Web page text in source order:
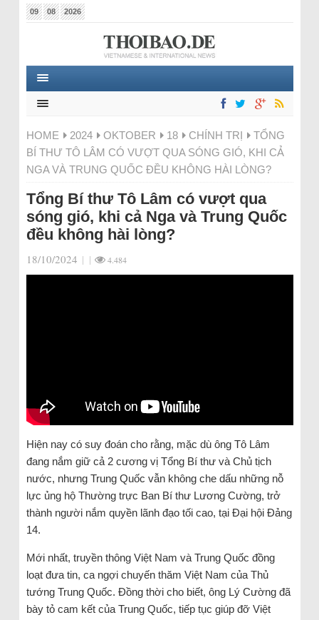
09 08 2026
HOME 2024 OKTOBER 18 CHÍNH TRỊ
TỔNG
BÍ THƯ TÔ LÂM CÓ VƯỢT QUA SÓNG GIÓ, KHI CẢ
NGA VÀ TRUNG QUỐC ĐỀU KHÔNG HÀI LÒNG?
Tổng Bí thư Tô Lâm có vượt qua
sóng gió, khi cả Nga và Trung Quốc
đều không hài lòng?
18/10/2024 | | 4.484
Hiện nay có suy đoán cho rằng, mặc dù ông Tô Lâm
đang nắm giữ cả 2 cương vị Tổng Bí thư và Chủ tịch
nước, nhưng Trung Quốc vẫn không che dấu những nỗ
lực ủng hộ Thường trực Ban Bí thư Lương Cường, trở
thành người nắm quyền lãnh đạo tối cao, tại Đại hội Đảng
14.
Mới nhất, truyền thông Việt Nam và Trung Quốc đồng
loạt đưa tin, ca ngợi chuyến thăm Việt Nam của Thủ
tướng Trung Quốc. Đồng thời cho biết, ông Lý Cường đã
bày tỏ cam kết của Trung Quốc, tiếp tục giúp đỡ Việt